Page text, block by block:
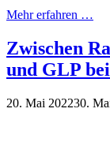
Mehr erfahren …
Zwischen
und GLP
20. Mai 202230.